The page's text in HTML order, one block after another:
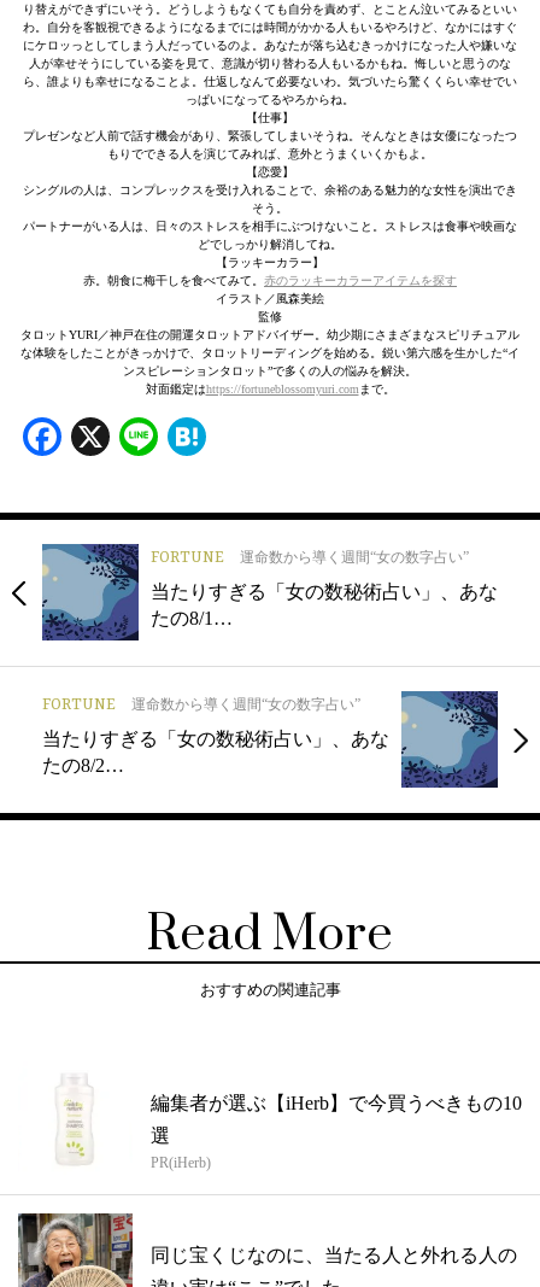
り替えができずにいそう。どうしようもなくても自分を責めず、とことん泣いてみるといい
わ。自分を客観視できるようになるまでには時間がかかる人もいるやろけど、なかにはすぐ
にケロッっとしてしまう人だっているのよ。あなたが落ち込むきっかけになった人や嫌いな
人が幸せそうにしている姿を見て、意識が切り替わる人もいるかもね。悔しいと思うのな
ら、誰よりも幸せになることよ。仕返しなんて必要ないわ。気づいたら驚くくらい幸せでい
っぱいになってるやろからね。
【仕事】
プレゼンなど人前で話す機会があり、緊張してしまいそうね。そんなときは女優になったつ
もりでできる人を演じてみれば、意外とうまくいくかもよ。
【恋愛】
シングルの人は、コンプレックスを受け入れることで、余裕のある魅力的な女性を演出でき
そう。
パートナーがいる人は、日々のストレスを相手にぶつけないこと。ストレスは食事や映画な
どでしっかり解消してね。
【ラッキーカラー】
赤。朝食に梅干しを食べてみて。 赤のラッキーカラーアイテムを探す
イラスト／風森美絵
監修
タロットYURI／神戸在住の開運タロットアドバイザー。幼少期にさまざまなスピリチュアル
な体験をしたことがきっかけで、タロットリーディングを始める。鋭い第六感を生かした“イ
ンスピレーションタロット”で多くの人の悩みを解決。
対面鑑定はhttps://fortuneblossomyuri.com まで。
Facebook
X Line
FORTUNE 運命数から導く週間“女の数字占い”
当たりすぎる「女の数秘術占い」、あな
たの8/1…
FORTUNE 運命数から導く週間“女の数字占い”
当たりすぎる「女の数秘術占い」、あな
たの8/2…
Read More
おすすめの関連記事
編集者が選ぶ【iHerb】で今買うべきもの10
選
PR(iHerb)
同じ宝くじなのに、当たる人と外れる人の